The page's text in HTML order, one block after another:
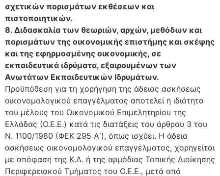
σχετικών πορισμάτων εκθέσεων και
πιστοποιητικών.
8. Διδασκαλία των θεωριών, αρχών, μεθόδων και
πορισμάτων της οικονομικής επιστήμης και σκέψης
και της εφηρμοσμένης οικονομικής, σε
εκπαιδευτικά ιδρύματα, εξαιρουμένων των
Ανωτάτων Εκπαιδευτικών Ιδρυμάτων.
Προϋπόθεση για τη χορήγηση της άδειας ασκήσεως
οικονομολογικού επαγγέλματος αποτελεί η ιδιότητα
του μέλους του Οικονομικού Επιμελητηρίου της
Ελλάδας (Ο.Ε.Ε.) κατά τις διατάξεις του άρθρου 3 του
Ν. 1100/1980 (ΦΕΚ 295 Α΄), όπως ισχύει. Η άδεια
ασκήσεως οικονομολογικού επαγγέλματος, χορηγείται
με απόφαση της Κ.Δ. ή της αρμόδιας Τοπικής Διοίκησης
Περιφερειακού Τμήματος του Ο.Ε.Ε., μετά από